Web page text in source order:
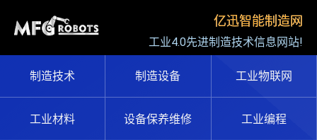
亿迅智能制造网
工业4.0先进制造技术信息网站!
制造技术 制造设备 工业物联网
工业材料 设备保养维修 工业编程